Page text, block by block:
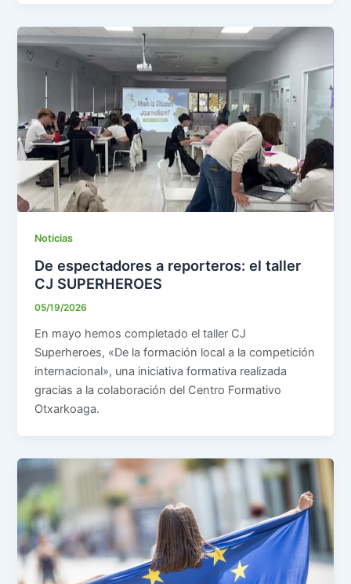
Noticias
De espectadores a reporteros: el taller
CJ SUPERHEROES
05/19/2026
En mayo hemos completado el taller CJ
Superheroes, «De la formación local a la competición
internacional», una iniciativa formativa realizada
gracias a la colaboración del Centro Formativo
Otxarkoaga.